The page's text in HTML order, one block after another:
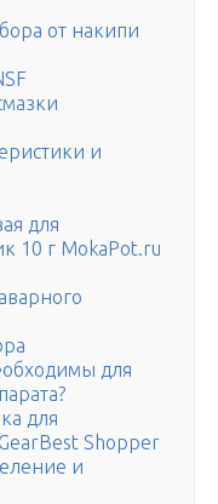
от накипи
и
для
10 г MokaPot.ru
для
для
Shopper
и